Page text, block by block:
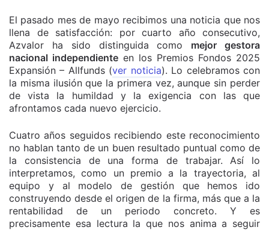
El pasado mes de mayo recibimos una noticia que nos
llena de satisfacción: por cuarto año consecutivo,
Azvalor ha sido distinguida como mejor gestora
nacional independiente en los Premios Fondos 2025
Expansión – Allfunds (ver noticia). Lo celebramos con
la misma ilusión que la primera vez, aunque sin perder
de vista la humildad y la exigencia con las que
afrontamos cada nuevo ejercicio.
Cuatro años seguidos recibiendo este reconocimiento
no hablan tanto de un buen resultado puntual como de
la consistencia de una forma de trabajar. Así lo
interpretamos, como un premio a la trayectoria, al
equipo y al modelo de gestión que hemos ido
construyendo desde el origen de la firma, más que a la
rentabilidad de un periodo concreto. Y es
precisamente esa lectura la que nos anima a seguir